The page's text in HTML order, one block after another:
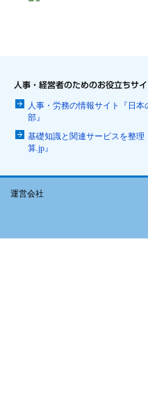
人事・労務の情報サイト『日本
部』
基礎知識と関連サービスを整理
算.jp』
運営会社